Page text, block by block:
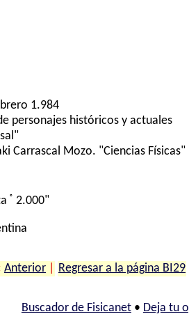
1.984
personajes históricos y actuales
Carrascal Mozo. "Ciencias Físicas"
® 2.000"
Anterior Regresar a la página BI29
Buscador de Fisicanet• Deja tu